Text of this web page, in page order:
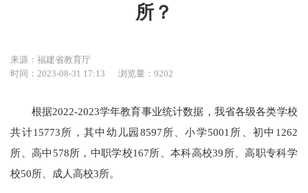
所？
来源：福建省教育厅
时间：2023-08-31 17:13
浏览量：9202
根据2022-2023学年教育事业统计数据，我省各级各类学校
共计15773所，其中幼儿园8597所、小学5001所、初中1262
所、高中578所，中职学校167所、本科高校39所、高职专科学
校50所、成人高校3所。